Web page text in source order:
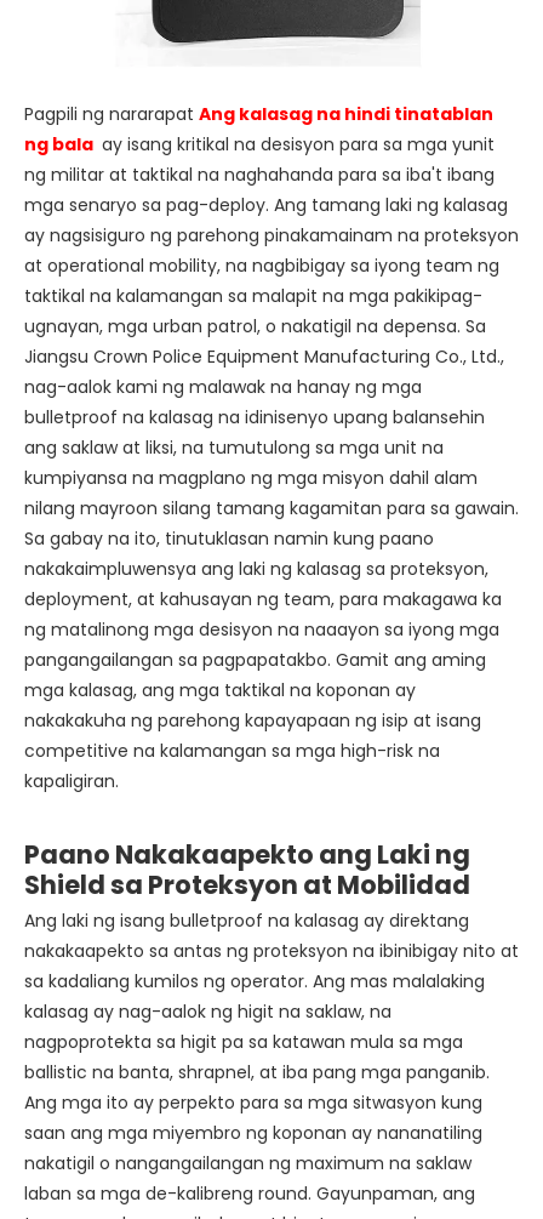
Pagpili ng nararapat Ang kalasag na hindi tinatablan
ng bala ay isang kritikal na desisyon para sa mga yunit
ng militar at taktikal na naghahanda para sa iba't ibang
mga senaryo sa pag-deploy. Ang tamang laki ng kalasag
ay nagsisiguro ng parehong pinakamainam na proteksyon
at operational mobility, na nagbibigay sa iyong team ng
taktikal na kalamangan sa malapit na mga pakikipag-
ugnayan, mga urban patrol, o nakatigil na depensa. Sa
Jiangsu Crown Police Equipment Manufacturing Co., Ltd.,
nag-aalok kami ng malawak na hanay ng mga
bulletproof na kalasag na idinisenyo upang balansehin
ang saklaw at liksi, na tumutulong sa mga unit na
kumpiyansa na magplano ng mga misyon dahil alam
nilang mayroon silang tamang kagamitan para sa gawain.
Sa gabay na ito, tinutuklasan namin kung paano
nakakaimpluwensya ang laki ng kalasag sa proteksyon,
deployment, at kahusayan ng team, para makagawa ka
ng matalinong mga desisyon na naaayon sa iyong mga
pangangailangan sa pagpapatakbo. Gamit ang aming
mga kalasag, ang mga taktikal na koponan ay
nakakakuha ng parehong kapayapaan ng isip at isang
competitive na kalamangan sa mga high-risk na
kapaligiran.
Paano Nakakaapekto ang Laki ng
Shield sa Proteksyon at Mobilidad
Ang laki ng isang bulletproof na kalasag ay direktang
nakakaapekto sa antas ng proteksyon na ibinibigay nito at
sa kadaliang kumilos ng operator. Ang mas malalaking
kalasag ay nag-aalok ng higit na saklaw, na
nagpoprotekta sa higit pa sa katawan mula sa mga
ballistic na banta, shrapnel, at iba pang mga panganib.
Ang mga ito ay perpekto para sa mga sitwasyon kung
saan ang mga miyembro ng koponan ay nananatiling
nakatigil o nangangailangan ng maximum na saklaw
laban sa mga de-kalibreng round. Gayunpaman, ang